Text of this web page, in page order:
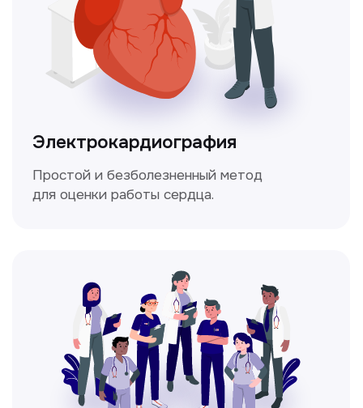
Мультиспиральная
компьютерная томография
Высокоточный метод диагностики,
позволяющий получить детальные
изображения внутренних органов и тканей.
которое помогает оценить общее
состояние здоровья.